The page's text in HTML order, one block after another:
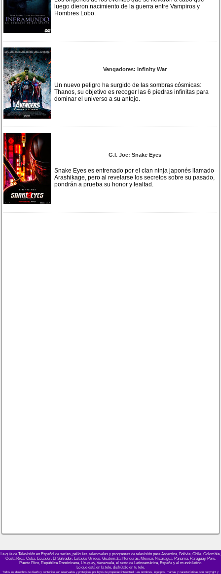
luego dieron nacimiento de la guerra entre Vampiros y
Hombres Lobo.
Vengadores: Infinity War
Un nuevo peligro ha surgido de las sombras cósmicas:
Thanos, su objetivo es recoger las 6 piedras infinitas para
dominar el universo a su antojo.
G.I. Joe: Snake Eyes
Snake Eyes es entrenado por el clan ninja japonés llamado
Arashikage, pero al revelarse los secretos sobre su pasado,
pondrán a prueba su honor y lealtad.
La guía de Televisión en Español de series, películas, telenovelas y programas de televisión para Argentina, Bolivia, Chile, Colombia,
Costa Rica, Cuba, Ecuador, El Salvador, Estados Unidos, Guatemala, Honduras, México, Nicaragua, Panamá, Paraguay, Perú,
Puerto Rico, República Dominicana, Uruguay, Venezuela, el resto de Latinoamérica, España y el mundo latino.
Lo que está en la tele, disfrútalo en tu tele.